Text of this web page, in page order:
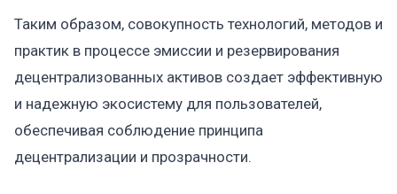
Таким образом, совокупность технологий, методов и
практик в процессе эмиссии и резервирования
децентрализованных активов создает эффективную
и надежную экосистему для пользователей,
обеспечивая соблюдение принципа
децентрализации и прозрачности.